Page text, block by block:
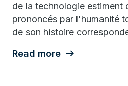
de la technologie estiment
prononcés par l'humanité
de son histoire
Read more